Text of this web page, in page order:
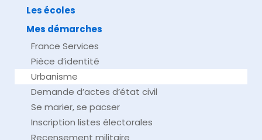
Les écoles
Mes démarches
France Services
Pièce d’identité
Urbanisme
Demande d’actes d’état civil
Se marier, se pacser
Inscription listes électorales
Recensement militaire